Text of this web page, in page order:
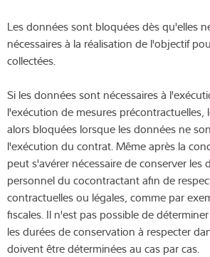
Les données sont bloquées dès qu'elles
nécessaires à la réalisation de l'objectif
collectées.
Si les données sont nécessaires à
l'exécution de mesures précontractuelles,
alors bloquées lorsque les données ne
l'exécution du contrat. Même après la
peut s'avérer nécessaire de conserver les
personnel du cocontractant afin de
contractuelles ou légales, comme par
fiscales. Il n'est pas possible de
les durées de conservation à respecter
doivent être déterminées au cas par cas.